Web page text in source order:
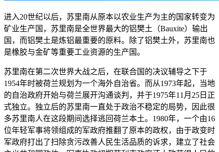
进入20世纪以后，苏里南从原本以农业生产为主的国家转变为
矿业生产国，苏里南是全世界最大的铝樊土（Bauxite）输出
国，而铝樊土是炼铝最重要的原料。除了铝樊土外，苏里南也
是橡胶与金矿等重要工业资源的生产国。
苏里南在第二次世界大战之后，在联合国的决议辅导之下于
1954年时被荷兰规划为一个海外自治省。而从1973年起，当地
的自治政府开始与荷兰展开沟通谈判，并于1975年11月25日正
式独立。独立后的苏里南一直处于政治不稳定的局势，因此很
多苏里南人在这段期间选择逃回荷兰本土。1980年，一个由16
位年轻军事将领组成的军政府推翻了原本的政权，由于政变时
军政府打出了扫除贪污改善人民生活品质的诉求，建立了社会